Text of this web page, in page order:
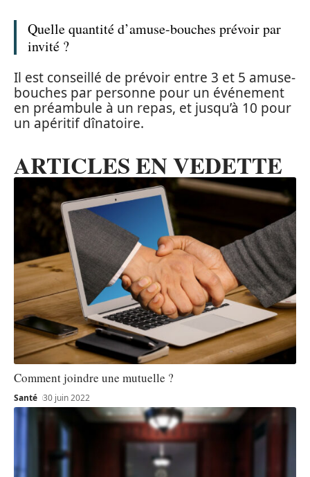
Quelle quantité d’amuse-bouches prévoir par
invité ?
Il est conseillé de prévoir entre 3 et 5 amuse-
bouches par personne pour un événement
en préambule à un repas, et jusqu’à 10 pour
un apéritif dînatoire.
ARTICLES EN VEDETTE
Comment joindre une mutuelle ?
Santé 30 juin 2022